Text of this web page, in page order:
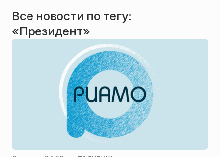
Все новости по тегу:
«Президент»